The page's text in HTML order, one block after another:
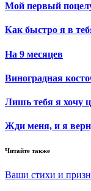
Мой первый
Как быстро я в
На 9 месяцев
Виноградная
Лишь тебя я хочу
Жди меня, и я
Читайте также
Ваши стихи и